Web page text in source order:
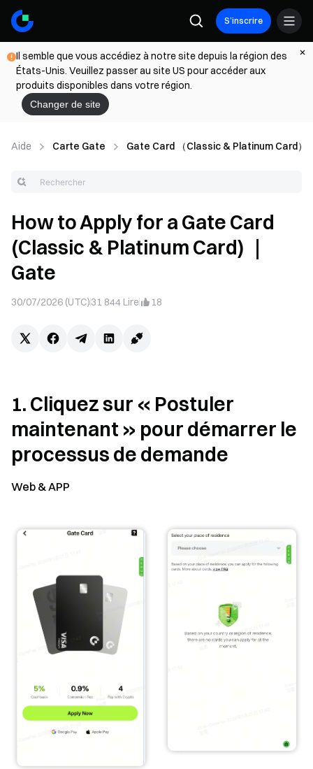
S’inscrire
Il semble que vous accédiez à notre site depuis la région des
États-Unis. Veuillez passer au site US pour accéder aux
produits disponibles dans votre région.
Changer de site
Aide Carte Gate Gate Card （Classic & Platinum Card）
How to Apply for a Gate Card
(Classic & Platinum Card) ｜
Gate
30/07/2026 (UTC)31 844 Lire 18
1. Cliquez sur « Postuler
maintenant » pour démarrer le
processus de demande
Web & APP